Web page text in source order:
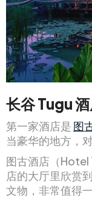
长谷 Tugu
第一家酒店是 图
当豪华的地方，
图古酒店（Hotel
店的大厅里欣赏
文物，非常值得一